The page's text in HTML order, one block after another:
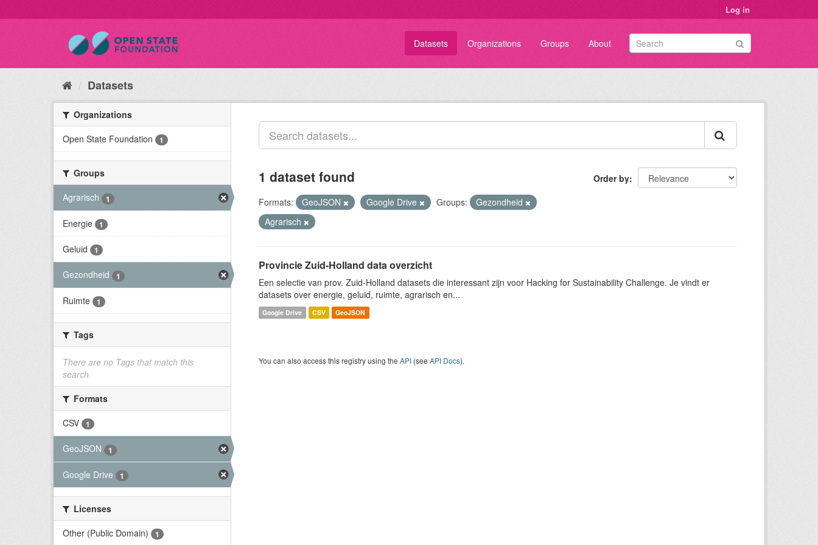
Log in
Datasets Organizations Groups About
Datasets
Organizations
Open State Foundation
1
Groups
Agrarisch
1
Energie 1
Geluid 1
Gezondheid 1
Ruimte 1
Tags
There are no Tags that match this
search
Formats
CSV
1
GeoJSON 1
Google Drive 1
Licenses
Other (Public Domain)
1
Order by
1 dataset found
Formats: GeoJSON Google Drive Groups:
Gezondheid
Agrarisch
Provincie Zuid-Holland data overzicht
Een selectie van prov. Zuid-Holland datasets die interessant zijn voor Hacking for Sustainability Challenge. Je vindt er
datasets over energie, geluid, ruimte, agrarisch en...
Google Drive CSV GeoJSON
You can also access this registry using the API (see API Docs).